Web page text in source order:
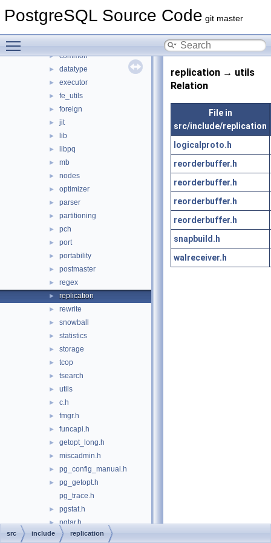
PostgreSQL Source Code git master
► bootstrap
► common
► datatype
► executor
► fe_utils
► foreign
► jit
► lib
► libpq
► mb
► nodes
► optimizer
► parser
► partitioning
► pch
► port
► portability
► postmaster
► regex
► replication
► rewrite
► snowball
► statistics
► storage
► tcop
► tsearch
► utils
► c.h
► fmgr.h
► funcapi.h
► getopt_long.h
► miscadmin.h
► pg_config_manual.h
►
pg_getopt.h
pg_trace.h
► pgstat.h
► pgtar.h
► pgtime.h
replication → utils
Relation
File in
src/include/replication
logicalproto.h
reorderbuffer.h
reorderbuffer.h
reorderbuffer.h
reorderbuffer.h
snapbuild.h
walreceiver.h
src include replication